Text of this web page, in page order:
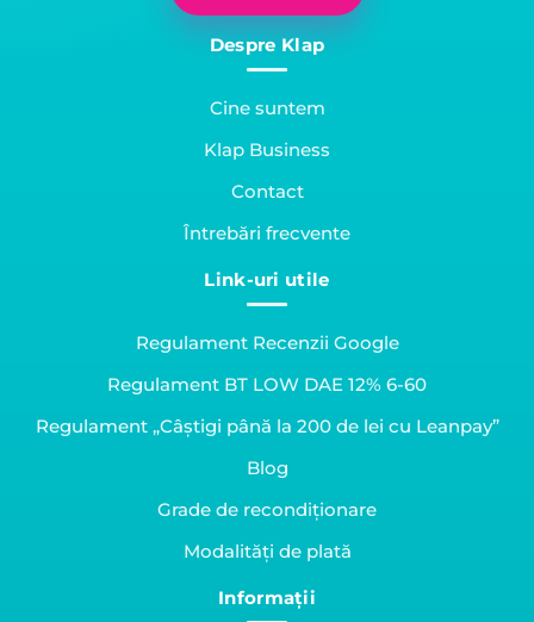
Despre Klap
Cine suntem
Klap Business
Contact
Întrebări frecvente
Link-uri utile
Regulament Recenzii Google
Regulament BT LOW DAE 12% 6-60
Regulament „Câștigi până la 200 de lei cu Leanpay”
Blog
Grade de recondiționare
Modalități de plată
Informații